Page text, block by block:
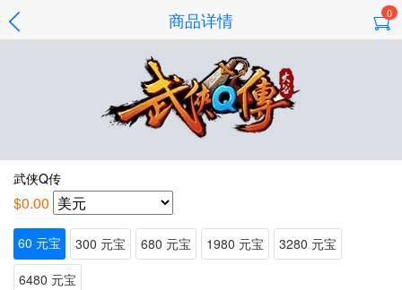
商品详情 0
武侠Q传
$0.00
60 元宝 300 元宝 680 元宝 1980 元宝
3280 元宝
6480 元宝